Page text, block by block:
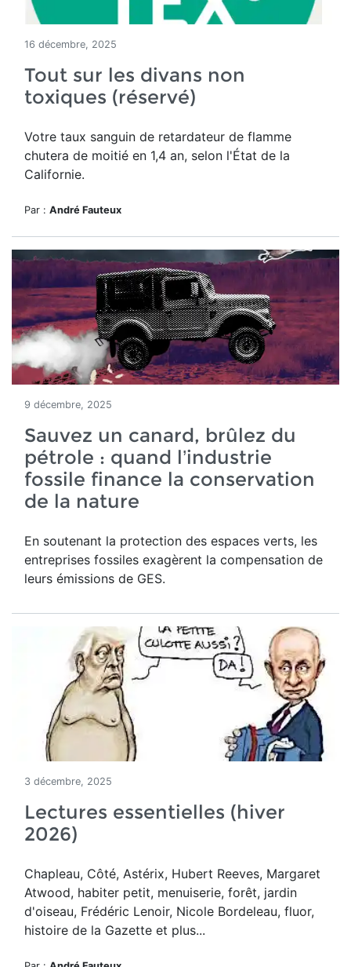
16 décembre, 2025
Tout sur les divans non
toxiques (réservé)
Votre taux sanguin de retardateur de flamme
chutera de moitié en 1,4 an, selon l'État de la
Californie.
Par : André Fauteux
9 décembre, 2025
Sauvez un canard, brûlez du
pétrole : quand l’industrie
fossile finance la conservation
de la nature
En soutenant la protection des espaces verts, les
entreprises fossiles exagèrent la compensation de
leurs émissions de GES.
3 décembre, 2025
Lectures essentielles (hiver
2026)
Chapleau, Côté, Astérix, Hubert Reeves, Margaret
Atwood, habiter petit, menuiserie, forêt, jardin
d'oiseau, Frédéric Lenoir, Nicole Bordeleau, fluor,
histoire de la Gazette et plus...